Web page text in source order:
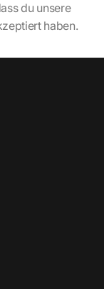
du unsere
haben.